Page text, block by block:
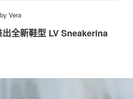
by Vera
全新鞋型 LV Sneakerina